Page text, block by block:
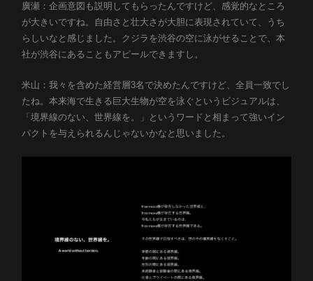
廣瀬：企画意図も説明してもらったんですけど、感覚的なところ
が大きいですね。自由さと壮大さが大胆に表現されていて、うち
らしいなと感じました。クジラを渋谷の空に泳がせることで、本
社が渋谷にあることもアピールできますし。
米山：我々を含めた経営層3名で決めたんですけど、全員一致でし
たね。本来海で生きる巨大生物が空を泳ぐというビジュアルは、
「境界線のない、世界線を。」というワードと相まって強いイン
パクトを与えられるんじゃないかなと思いました。